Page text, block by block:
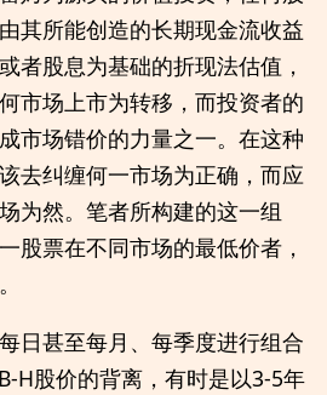
其所能创造的长期现金流收益
者股息为基础的折现法估值，
市场上市为转移，而投资者的
市场错价的力量之一。在这种
去纠缠何一市场为正确，而应
为然。笔者所构建的这一组
股票在不同市场的最低价者，
日甚至每月、每季度进行组合
H股价的背离，有时是以3-5年